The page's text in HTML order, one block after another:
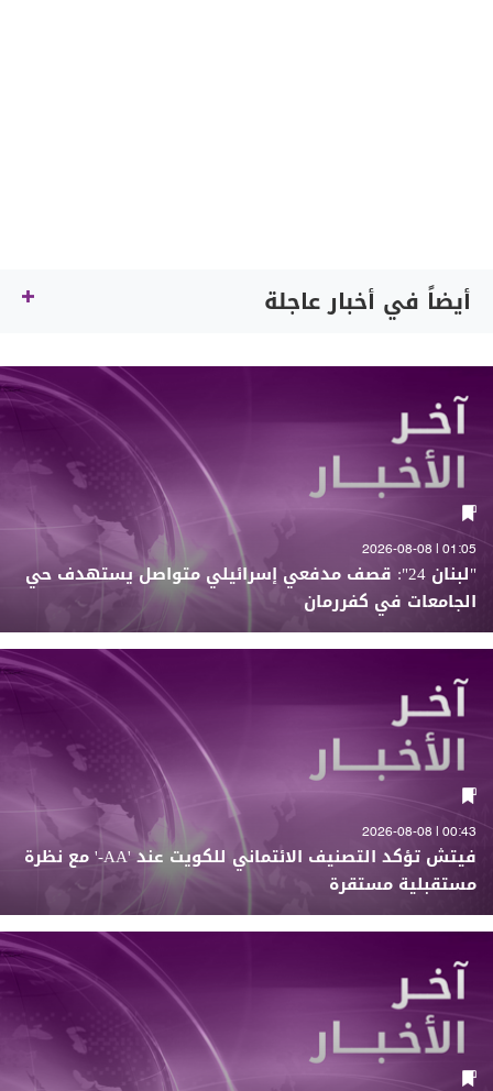
أيضاً في أخبار عاجلة
01:05 | 2026-08-08
"لبنان 24": قصف مدفعي إسرائيلي متواصل يستهدف حي
الجامعات في كفررمان
00:43 | 2026-08-08
فيتش تؤكد التصنيف الائتماني للكويت عند 'AA-' مع نظرة
مستقبلية مستقرة